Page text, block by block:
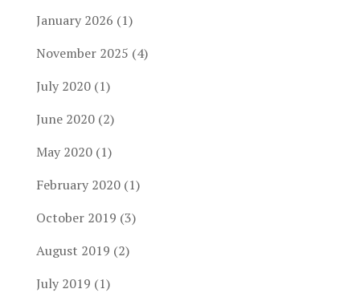
January 2026 (1)
November 2025 (4)
July 2020(1)
June 2020(2)
May 2020(1)
February 2020(1)
October 2019 (3)
August 2019 (2)
July 2019 (1)